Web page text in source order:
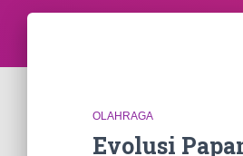
OLAHRAGA
Evolusi